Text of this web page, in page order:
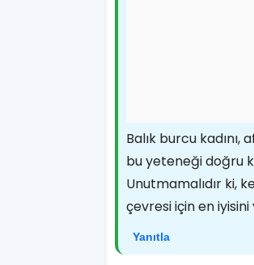
Balık burcu
bu yeteneği doğru
Unutmamalıdır ki,
çevresi için en
Yanıtla